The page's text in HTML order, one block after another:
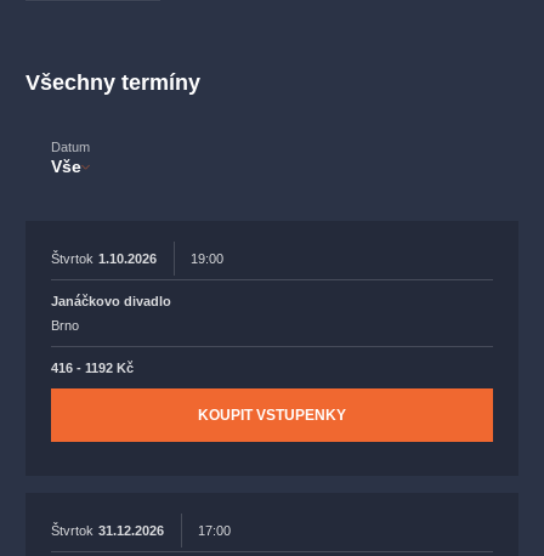
Všechny termíny
Datum
Vše
Štvrtok 1.10.2026 19:00
Janáčkovo divadlo
Brno
416 - 1192 Kč
KOUPIT VSTUPENKY
Štvrtok 31.12.2026 17:00
muzikálypraha
národnídivadlo činohra